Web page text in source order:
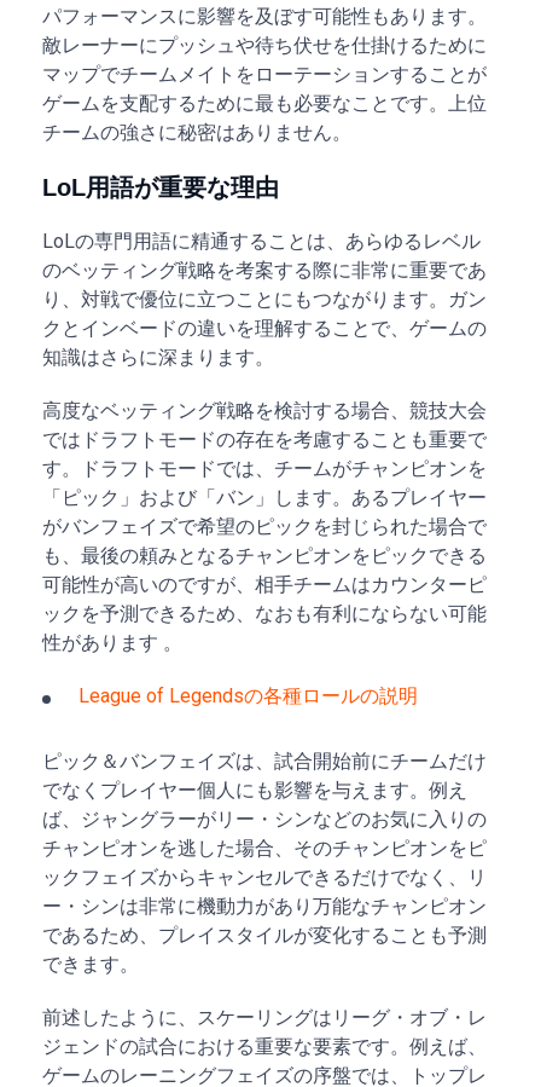
パフォーマンスに影響を及ぼす可能性もあります。
敵レーナーにプッシュや待ち伏せを仕掛けるために
マップでチームメイトをローテーションすることが
ゲームを支配するために最も必要なことです。上位
チームの強さに秘密はありません。
LoL用語が重要な理由
LoLの専門用語に精通することは、あらゆるレベル
のベッティング戦略を考案する際に非常に重要であ
り、対戦で優位に立つことにもつながります。ガン
クとインベードの違いを理解することで、ゲームの
知識はさらに深まります。
高度なベッティング戦略を検討する場合、競技大会
ではドラフトモードの存在を考慮することも重要で
す。ドラフトモードでは、チームがチャンピオンを
「ピック」および「バン」します。あるプレイヤー
がバンフェイズで希望のピックを封じられた場合で
も、最後の頼みとなるチャンピオンをピックできる
可能性が高いのですが、相手チームはカウンターピ
ックを予測できるため、なおも有利にならない可能
性があります 。
League of Legendsの各種ロールの説明
ピック＆バンフェイズは、試合開始前にチームだけ
でなくプレイヤー個人にも影響を与えます。例え
ば、ジャングラーがリー・シンなどのお気に入りの
チャンピオンを逃した場合、そのチャンピオンをピ
ックフェイズからキャンセルできるだけでなく、リ
ー・シンは非常に機動力があり万能なチャンピオン
であるため、プレイスタイルが変化することも予測
できます。
前述したように、スケーリングはリーグ・オブ・レ
ジェンドの試合における重要な要素です。例えば、
ゲームのレーニングフェイズの序盤では、トップレ